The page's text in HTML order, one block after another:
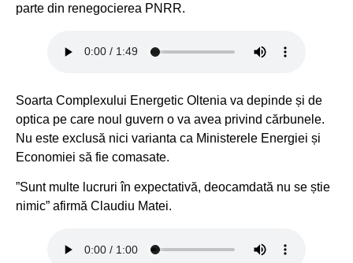
parte din renegocierea PNRR.
Soarta Complexului Energetic Oltenia va depinde și de
optica pe care noul guvern o va avea privind cărbunele.
Nu este exclusă nici varianta ca Ministerele Energiei și
Economiei să fie comasate.
”Sunt multe lucruri în expectativă, deocamdată nu se știe
nimic” afirmă Claudiu Matei.